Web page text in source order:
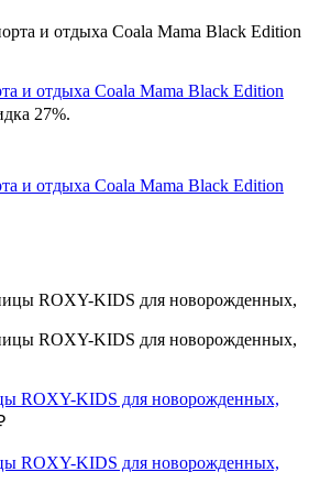
и отдыха Coala Mama Black Edition
27%.
и отдыха Coala Mama Black Edition
ROXY-KIDS для новорожденных,
ROXY-KIDS для новорожденных,